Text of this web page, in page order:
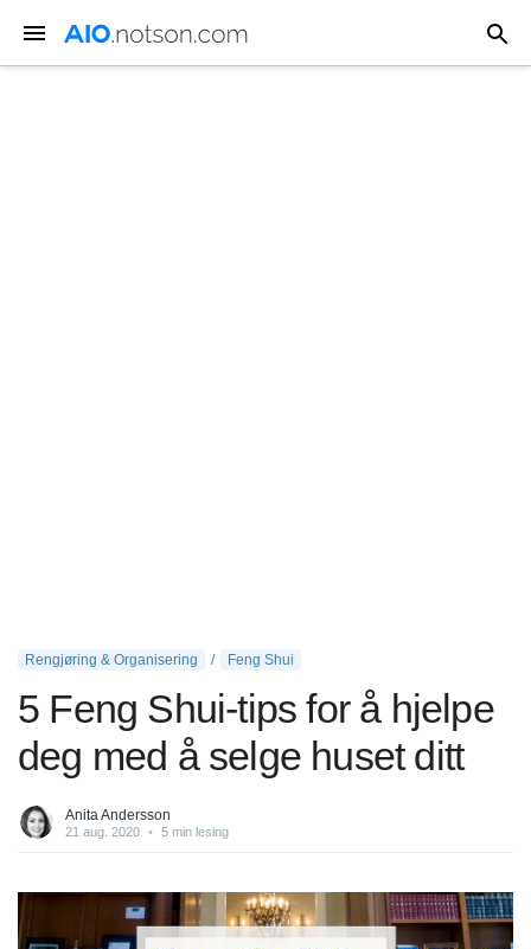
Rengjøring & Organisering Feng Shui
5 Feng Shui-tips for å hjelpe
deg med å selge huset ditt
Anita Andersson
21 aug. 2020 • 5 min lesing